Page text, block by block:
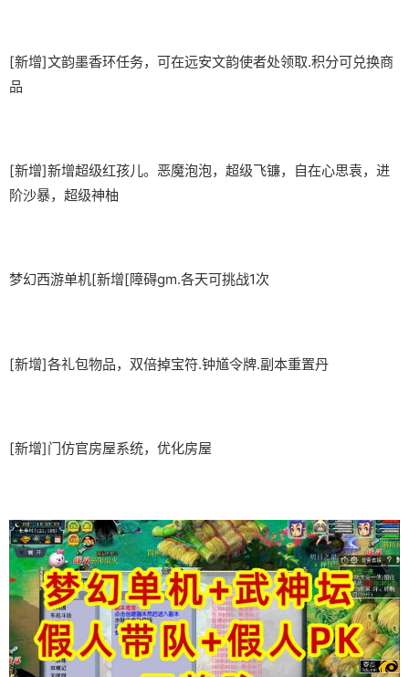
[新增]文韵墨香环任务，可在远安文韵使者处领取.积分可兑换商
品
[新增]新增超级红孩儿。恶魔泡泡，超级飞镰，自在心思袁，进
阶沙暴，超级神柚
梦幻西游单机[新增[障碍gm.各天可挑战1次
[新增]各礼包物品，双倍掉宝符.钟馗令牌.副本重置丹
[新增]门仿官房屋系统，优化房屋